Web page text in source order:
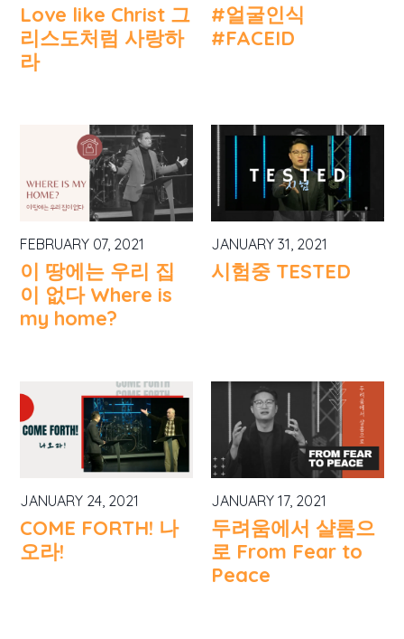
Love like Christ 그
리스도처럼 사랑하
라
#얼굴인식
#FACEID
FEBRUARY 07, 2021
이 땅에는 우리 집
이 없다 Where is
my home?
JANUARY 31, 2021
시험중 TESTED
JANUARY 24, 2021
COME FORTH! 나
오라!
JANUARY 17, 2021
두려움에서 샬롬으
로 From Fear to
Peace